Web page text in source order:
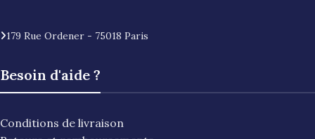
179 Rue Ordener - 75018 Paris
Besoin d'aide ?
Conditions de livraison